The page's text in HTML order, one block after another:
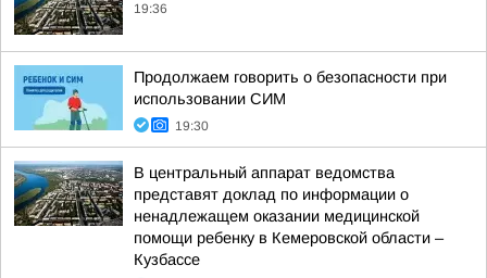
19:36
Продолжаем говорить о безопасности при
использовании СИМ
19:30
В центральный аппарат ведомства
представят доклад по информации о
ненадлежащем оказании медицинской
помощи ребенку в Кемеровской области –
Кузбассе